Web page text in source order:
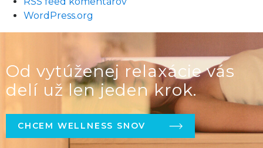
WordPress.org
Od vytúženej relaxácie vás
delí už len jeden krok.
CHCEM WELLNESS SNOV